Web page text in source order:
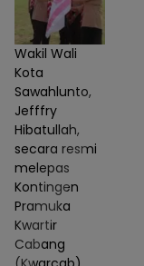
Wakil Wali
Kota
Sawahlunto,
Jefffry
Hibatullah,
secara resmi
melepas
Kontingen
Pramuka
Kwartir
Cabang